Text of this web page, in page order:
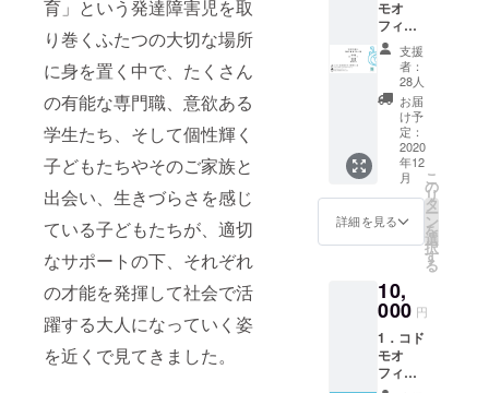
育」という発達障害児を取
り巻くふたつの大切な場所
に身を置く中で、たくさん
の有能な専門職、意欲ある
学生たち、そして個性輝く
子どもたちやそのご家族と
出会い、生きづらさを感じ
ている子どもたちが、適切
なサポートの下、それぞれ
の才能を発揮して社会で活
躍する大人になっていく姿
を近くで見てきました。
2020.3）
趣味：写
真・フルー
ツビネガー
作り・小さ
い人形を集
めること
特技：イタ
リア語
モオ
フィス
のかわ
いい
ショッ
プカー
ド（2パ
ター
ン） ・
事業経
過報告
書
支援
者：
28人
お届
け予
定：
2020
年12
月
詳細を見る
こ
の
リ
タ
ー
ン
を
選
択
す
る
10,
000 円
1．コド
モオ
フィス